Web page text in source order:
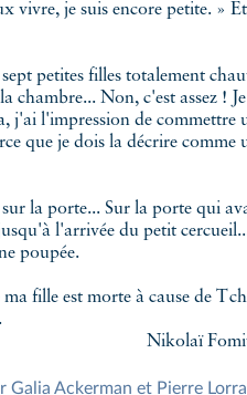
vivre, je suis encore petite. »
petites filles totalement
chambre... Non, c'est assez !
j'ai l'impression de commettre
que je dois la décrire comme
la porte... Sur la porte qui
l'arrivée du petit
poupée.
ma fille est morte à cause de
Nikolaï
Galia Ackerman et Pierre